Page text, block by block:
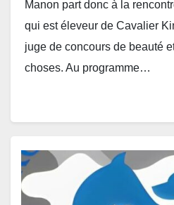
Manon part donc à la
qui est éleveur de Cavalier
juge de concours de beauté
choses. Au programme…